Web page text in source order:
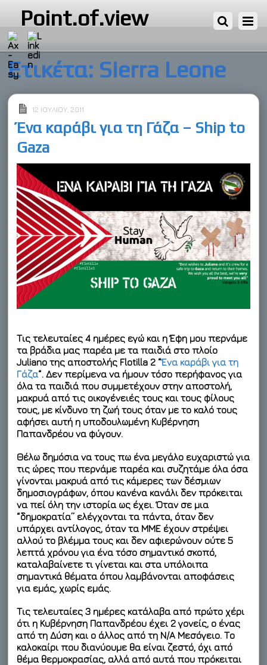
Point.of.view
Ετικέτα: Sierra Leone
12 ΙΟΥΛΊΟΥ, 2011
Ένα καράβι για τη Γάζα – Ship to
Gaza
Τις τελευταίες 4 ημέρες εγώ και η Έφη μου περνάμε
τα βράδια μας παρέα με τα παιδιά στο πλοίο
Juliano της αποστολής Flotilla 2 “Ένα καράβι για τη
Γάζα“. Δεν περίμενα να ήμουν τόσο περήφανος για
όλα τα παιδιά που συμμετέχουν στην αποστολή,
μακρυά από τις οικογένειές τους και τους φίλους
τους, με κίνδυνο τη ζωή τους όταν με το καλό τους
αφήσει αυτή η υποδουλωμένη Κυβέρνηση
Παπανδρέου να φύγουν.
Θέλω δημόσια να τους πω ένα μεγάλο ευχαριστώ για
τις ώρες που περνάμε παρέα και συζητάμε όλα όσα
γίνονται μακρυά από τις κάμερες των δέσμιων
δημοσιογράφων, όπου κανένα κανάλι δεν πρόκειται
να πεί όλη την ιστορία ως έχει. Όταν σε μια
“δημοκρατία” ελέγχονται τα πάντα, όταν δεν
υπάρχει αντίλογος, όταν τα ΜΜΕ έχουν στρέψει
αλλού το βλέμμα τους και δεν αφιερώνουν ούτε 5
λεπτά χρόνου για ένα τόσο σημαντικό σκοπό,
καταλαβαίνετε τι γίνεται και στα υπόλοιπα
σημαντικά θέματα όπου λαμβάνονται αποφάσεις
για εμάς, χωρίς εμάς.
Τις τελευταίες 3 ημέρες κατάλαβα από πρώτο χέρι
ότι η Κυβέρνηση Παπανδρέου έχει 2 γονείς, ο ένας
από τη Δύση και ο άλλος από τη Ν/Α Μεσόγειο. Το
καλοκαίρι που διανύουμε θα είναι ζεστό, όχι από
θέμα θερμοκρασίας, αλλά από αυτά που πρόκειται